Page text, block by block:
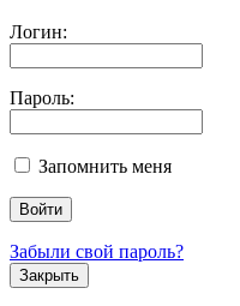
Логин:
Пароль:
Запомнить меня
Забыли свой пароль?
Закрыть